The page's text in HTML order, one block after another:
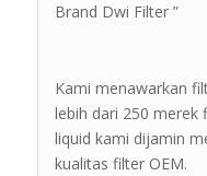
Brand Dwi Filter ”
Kami menawarkan
lebih dari 250 merek
liquid kami dijamin
kualitas filter OEM.